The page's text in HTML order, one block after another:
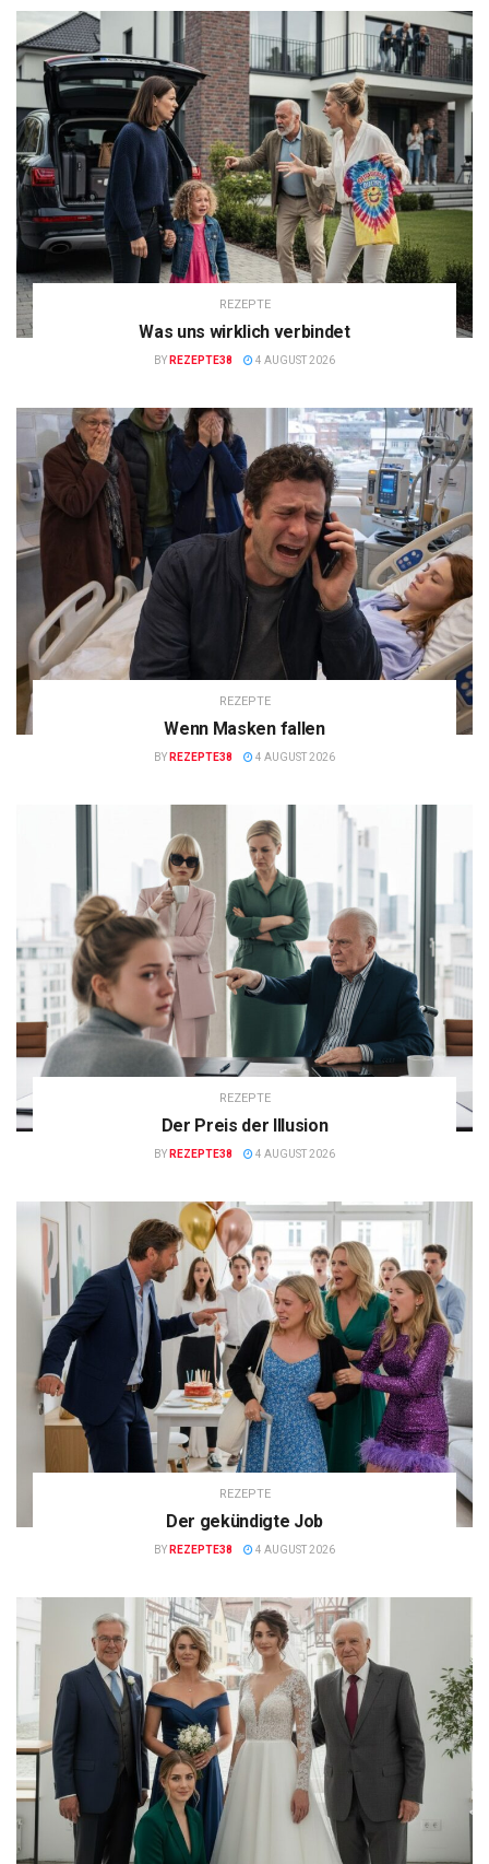
REZEPTE
Was uns wirklich verbindet
BY REZEPTE38 4 AUGUST 2026
REZEPTE
Wenn Masken fallen
BY REZEPTE38 4 AUGUST 2026
REZEPTE
Der Preis der Illusion
BY REZEPTE38 4 AUGUST 2026
REZEPTE
Der gekündigte Job
BY REZEPTE38 4 AUGUST 2026